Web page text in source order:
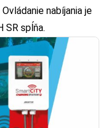
nabíjania je
SR spĺňa.